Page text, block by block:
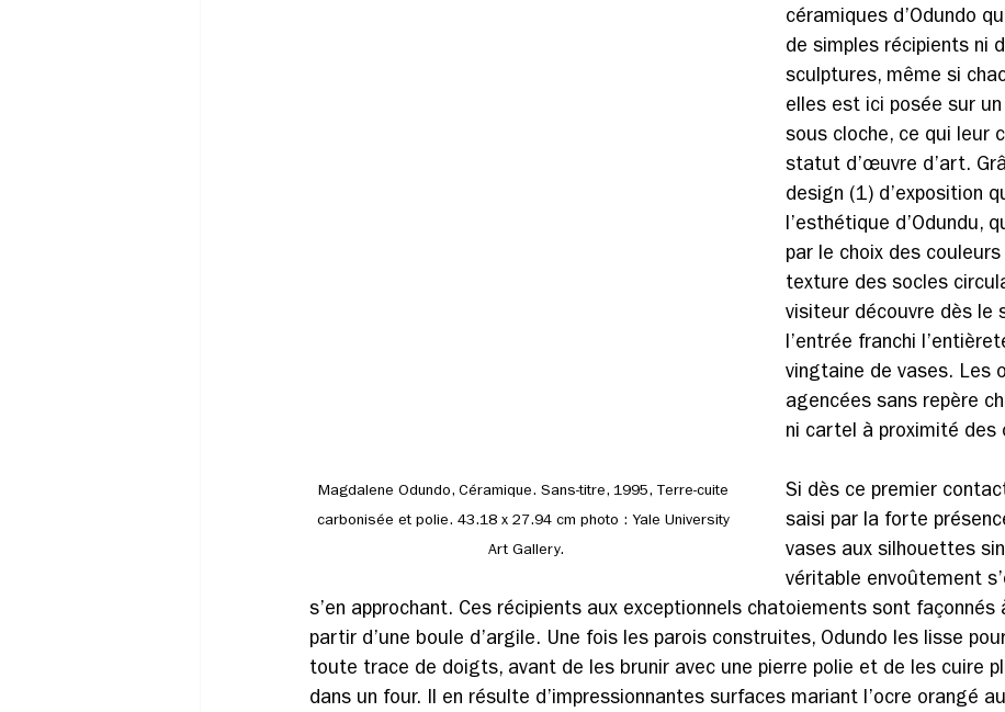
Magdalene Odundo, Céramique. Sans-titre, 1995, Terre-cuite
carbonisée et polie. 43.18 x 27.94 cm photo : Yale University
Art Gallery.
céramiques d’Odundo
de simples récipients ni
sculptures, même si
elles est ici posée sur
sous cloche, ce qui leur
statut d’œuvre d’art.
design (1) d’exposition
l’esthétique d’Odundu,
par le choix des
texture des socles
visiteur découvre dès le
l’entrée franchi
vingtaine de vases. Les
agencées sans repère
ni cartel à proximité des
Si dès ce premier
saisi par la forte
vases aux silhouettes
véritable envoûtement
s’en approchant. Ces récipients aux exceptionnels chatoiements sont façonnés
partir d’une boule d’argile. Une fois les parois construites, Odundo les lisse
toute trace de doigts, avant de les brunir avec une pierre polie et de les cuire
dans un four. Il en résulte d’impressionnantes surfaces mariant l’ocre orangé